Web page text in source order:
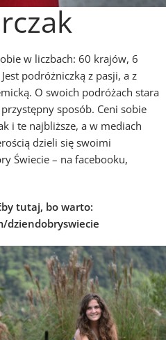
w liczbach: 60 krajów, 6
podróżniczką z pasji, a z
O swoich podróżach stara
sposób. Ceni sobie
i te najbliższe, a w mediach
dzieli się swoimi
Świecie – na facebooku,
tutaj, bo warto:
dziendobryswiecie